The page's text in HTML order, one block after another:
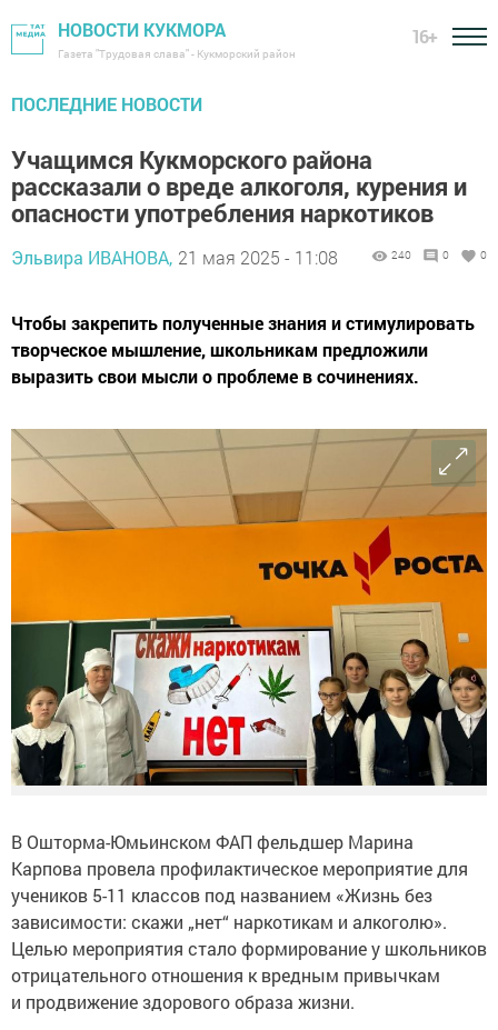
НОВОСТИ КУКМОРА
Газета "Трудовая слава" - Кукморский район
16+
ПОСЛЕДНИЕ НОВОСТИ
Учащимся Кукморского района
рассказали о вреде алкоголя, курения и
опасности употребления наркотиков
Эльвира ИВАНОВА, 21 мая 2025 - 11:08 240 0 0
Чтобы закрепить полученные знания и стимулировать
творческое мышление, школьникам предложили
выразить свои мысли о проблеме в сочинениях.
В Ошторма-Юмьинском ФАП фельдшер Марина
Карпова провела профилактическое мероприятие для
учеников 5-11 классов под названием «Жизнь без
зависимости: скажи „нет“ наркотикам и алкоголю».
Целью мероприятия стало формирование у школьников
отрицательного отношения к вредным привычкам
и продвижение здорового образа жизни.